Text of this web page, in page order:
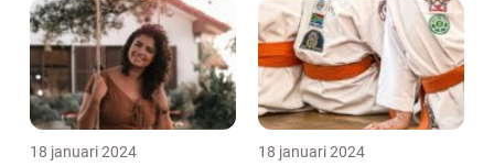
18 januari 2024 18 januari 2024